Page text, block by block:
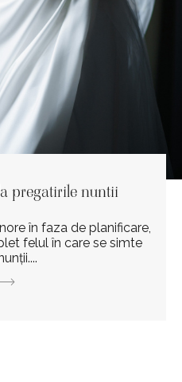
pregatirile nuntii
în faza de planificare,
felul în care se simte